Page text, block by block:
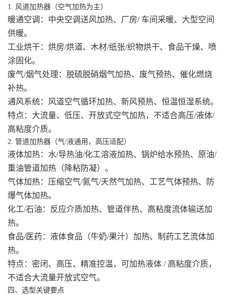
1. 风道加热器（空气加热为主）
暖通空调：中央空调送风加热、厂房/ 车间采暖、大型空间
供暖。
工业烘干：烘房/烘道、木材/纸张/织物烘干、食品干燥、喷
涂固化。
废气/烟气处理：脱硫脱硝烟气加热、废气预热、催化燃烧
补热。
通风系统：风道空气循环加热、新风预热、恒温恒湿系统。
特点：大流量、低压、开放式空气加热，不适合高压/液体/
高粘度介质。
2. 管道加热器（气/液通用，高压适配）
液体加热：水/导热油/化工溶液加热、锅炉给水预热、原油/
重油管道加热（降粘防凝）。
气体加热：压缩空气/氮气/天然气加热、工艺气体预热、防
爆气体加热。
化工/石油：反应介质加热、管道伴热、高粘度流体输送加
热。
食品/医药：液体食品（牛奶/果汁）加热、制药工艺流体加
热。
特点：密闭、高压、精准控温，可加热液体 / 高粘度介质，
不适合大流量开放式空气。
四、选型关键要点